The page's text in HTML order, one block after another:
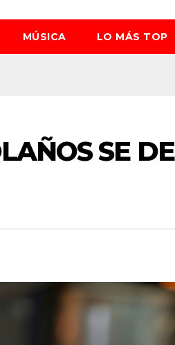
MÚSICA LO MÁS TOP
SE